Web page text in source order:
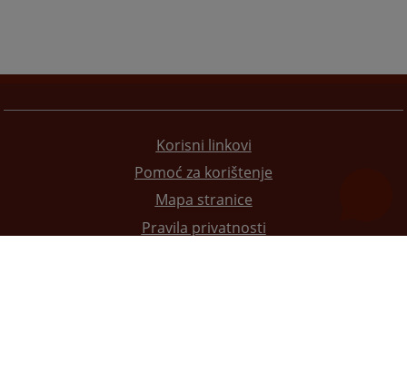
Korisni linkovi
Pomoć za korištenje
Mapa stranice
Pravila privatnosti